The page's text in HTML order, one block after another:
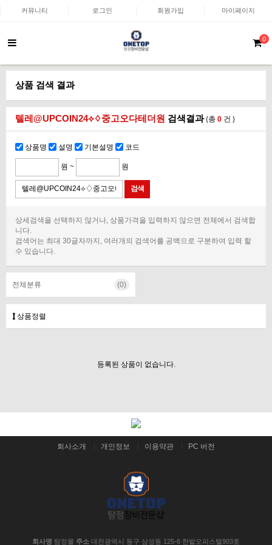
커뮤니티 로그인 회원가입 마이페이지
0
상품 검색 결과
텔레@UPCOIN24⟡♢중고오다테더원 검색결과(총 0 건 )
상품명 설명 기본설명 코드
원 ~ 원
상세검색을 선택하지 않거나, 상품가격을 입력하지 않으면 전체에서 검색합
니다.
검색어는 최대 30글자까지, 여러개의 검색어를 공백으로 구분하여 입력 할
수 있습니다.
전체분류 (0)
상품정렬
등록된 상품이 없습니다.
회사소개 개인정보 이용약관 PC 버전
회사명 탐정몰 주소 대전광역시 동구 삼성동 125-6 한밭오피스텔903호